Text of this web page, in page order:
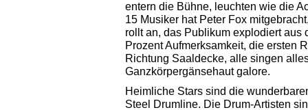
entern die Bühne, leuchten wie die
15 Musiker hat Peter Fox
rollt an, das Publikum explodiert aus
Prozent Aufmerksamkeit, die ersten
Richtung Saaldecke, alle singen
Ganzkörpergänsehaut galore.
Heimliche Stars sind die
Steel Drumline. Die Drum-Artisten